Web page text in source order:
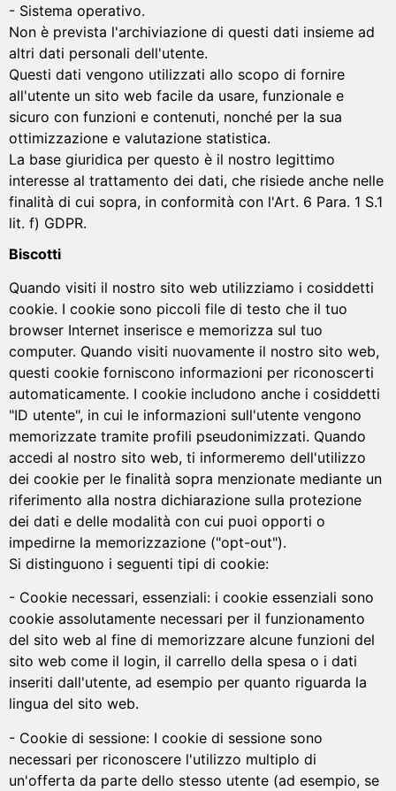
- Sistema operativo.
Non è prevista l'archiviazione di questi dati insieme ad
altri dati personali dell'utente.
Questi dati vengono utilizzati allo scopo di fornire
all'utente un sito web facile da usare, funzionale e
sicuro con funzioni e contenuti, nonché per la sua
ottimizzazione e valutazione statistica.
La base giuridica per questo è il nostro legittimo
interesse al trattamento dei dati, che risiede anche nelle
finalità di cui sopra, in conformità con l'Art. 6 Para. 1 S.1
lit. f) GDPR.
Biscotti
Quando visiti il nostro sito web utilizziamo i cosiddetti
cookie. I cookie sono piccoli file di testo che il tuo
browser Internet inserisce e memorizza sul tuo
computer. Quando visiti nuovamente il nostro sito web,
questi cookie forniscono informazioni per riconoscerti
automaticamente. I cookie includono anche i cosiddetti
"ID utente", in cui le informazioni sull'utente vengono
memorizzate tramite profili pseudonimizzati. Quando
accedi al nostro sito web, ti informeremo dell'utilizzo
dei cookie per le finalità sopra menzionate mediante un
riferimento alla nostra dichiarazione sulla protezione
dei dati e delle modalità con cui puoi opporti o
impedirne la memorizzazione ("opt-out").
Si distinguono i seguenti tipi di cookie:
- Cookie necessari, essenziali: i cookie essenziali sono
cookie assolutamente necessari per il funzionamento
del sito web al fine di memorizzare alcune funzioni del
sito web come il login, il carrello della spesa o i dati
inseriti dall'utente, ad esempio per quanto riguarda la
lingua del sito web.
- Cookie di sessione: I cookie di sessione sono
necessari per riconoscere l'utilizzo multiplo di
un'offerta da parte dello stesso utente (ad esempio, se